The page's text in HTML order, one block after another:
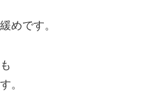
めです。
。